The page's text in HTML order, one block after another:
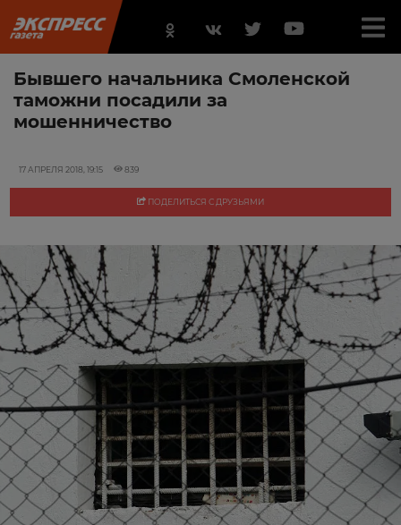
Бывшего начальника Смоленской
таможни посадили за
мошенничество
17 АПРЕЛЯ 2018, 19:15 839
ПОДЕЛИТЬСЯ С ДРУЗЬЯМИ